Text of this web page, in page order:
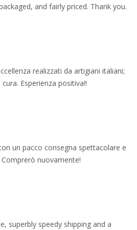
and fairly priced. Thank you.
realizzati da artigiani italiani;
Esperienza positiva!!
un pacco consegna spettacolare e
nuovamente!
superbly speedy shipping and a